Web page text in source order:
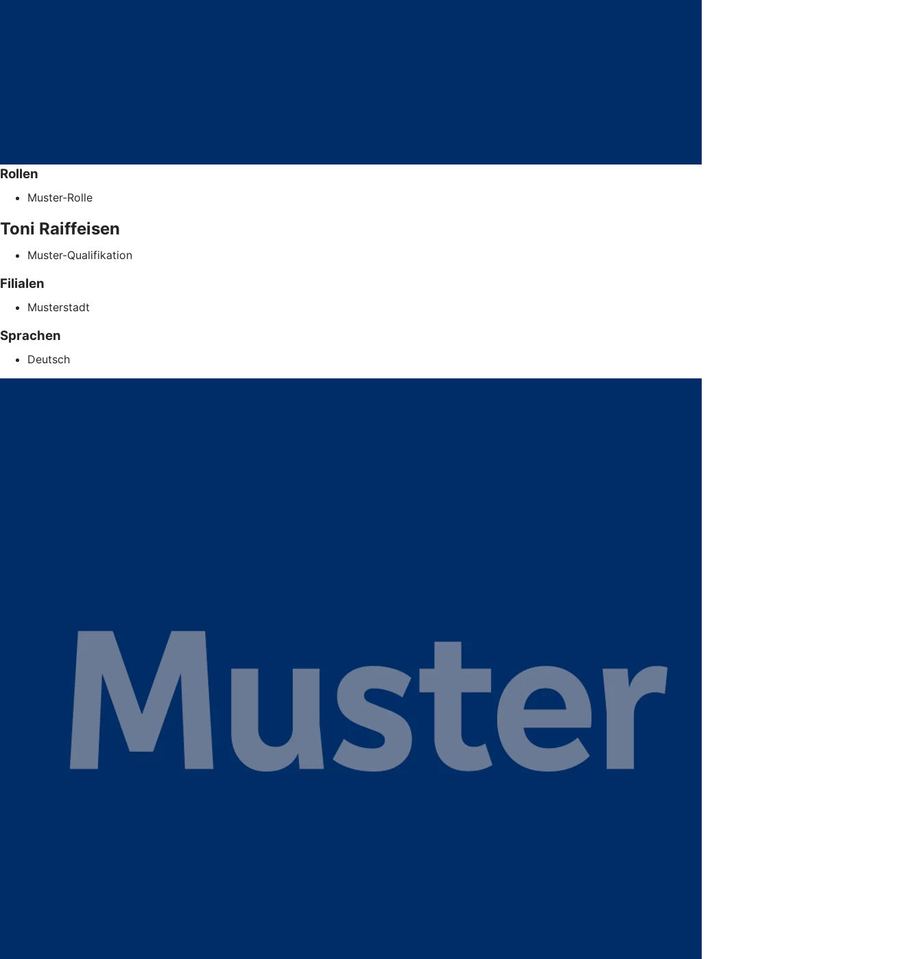
Rollen
Muster-Rolle
Toni Raiffeisen
Muster-Qualifikation
Filialen
Musterstadt
Sprachen
Deutsch